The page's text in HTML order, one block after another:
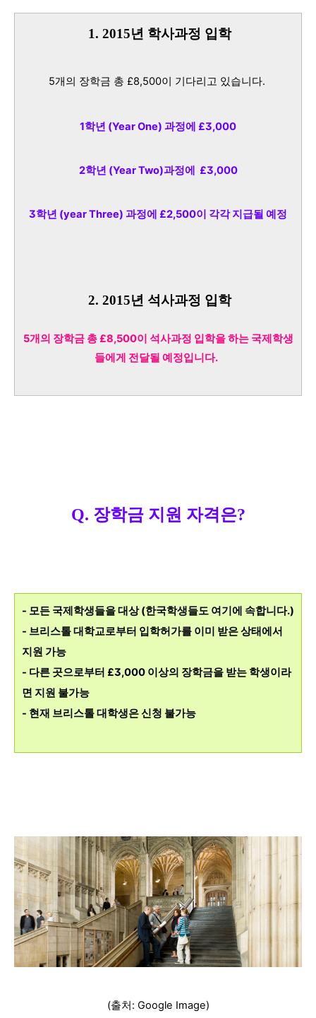
1. 2015년 학사과정 입학
5개의 장학금 총 £8,500이 기다리고 있습니다.
1학년 (Year One) 과정에 £3,000
2학년 (Year Two)과정에 £3,000
3학년 (year Three) 과정에 £2,500이 각각 지급될 예정
2. 2015년 석사과정 입학
5개의 장학금 총 £8,500이 석사과정 입학을 하는 국제학생
들에게 전달될 예정입니다.
Q. 장학금 지원 자격은?
- 모든 국제학생들을 대상 (한국학생들도 여기에 속합니다.)
- 브리스톨 대학교로부터 입학허가를 이미 받은 상태에서
지원 가능
- 다른 곳으로부터 £3,000 이상의 장학금을 받는 학생이라
면 지원 불가능
- 현재 브리스톨 대학생은 신청 불가능
(출처: Google Image)